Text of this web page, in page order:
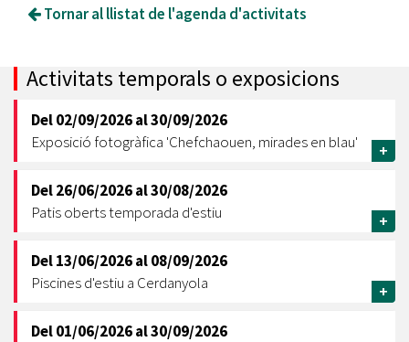
Tornar al llistat de l'agenda d'activitats
Activitats temporals o exposicions
Del02/09/2026al30/09/2026
Exposició fotogràfica 'Chefchaouen, mirades en blau'
+
Del26/06/2026al30/08/2026
Patis oberts temporada d'estiu
+
Del13/06/2026al08/09/2026
Piscines d'estiu a Cerdanyola
+
Del01/06/2026al30/09/2026